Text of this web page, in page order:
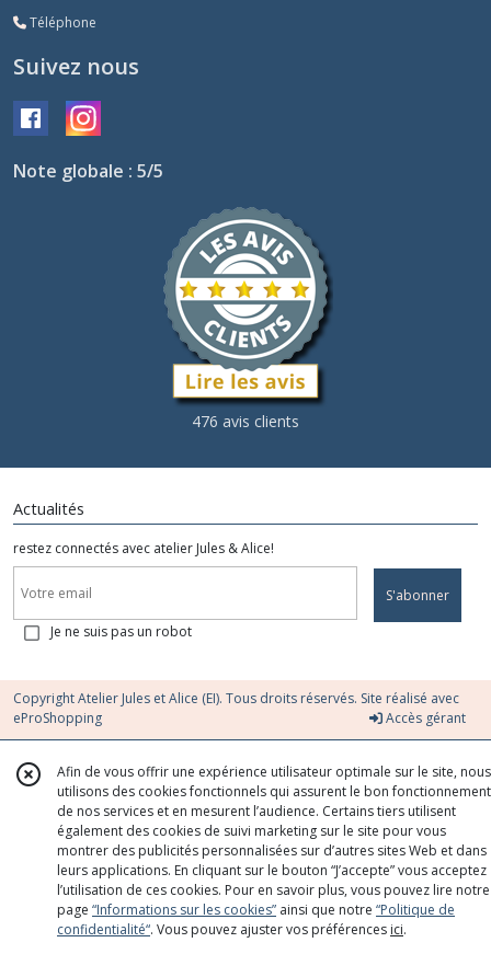
Téléphone
Suivez nous
Note globale : 5/5
476 avis clients
Actualités
restez connectés avec atelier Jules & Alice!
S'abonner
Je ne suis pas un robot
Copyright Atelier Jules et Alice (EI). Tous droits réservés. Site réalisé avec
eProShopping
Accès gérant
Afin de vous offrir une expérience utilisateur optimale sur le site, nous
utilisons des cookies fonctionnels qui assurent le bon fonctionnement
de nos services et en mesurent l’audience. Certains tiers utilisent
également des cookies de suivi marketing sur le site pour vous
montrer des publicités personnalisées sur d’autres sites Web et dans
leurs applications. En cliquant sur le bouton “J’accepte” vous acceptez
l’utilisation de ces cookies. Pour en savoir plus, vous pouvez lire notre
page “Informations sur les cookies” ainsi que notre “Politique de
confidentialité“. Vous pouvez ajuster vos préférences ici.